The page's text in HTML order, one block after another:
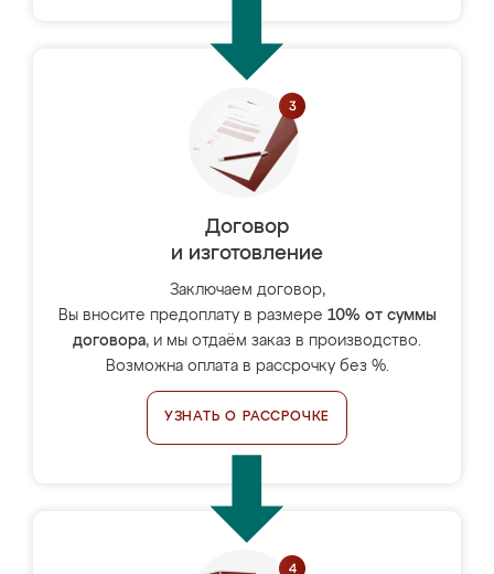
Договор
и изготовление
Заключаем договор,
Вы вносите предоплату в размере 10% от суммы
договора, и мы отдаём заказ в производство.
Возможна оплата в рассрочку без %.
УЗНАТЬ О РАССРОЧКЕ